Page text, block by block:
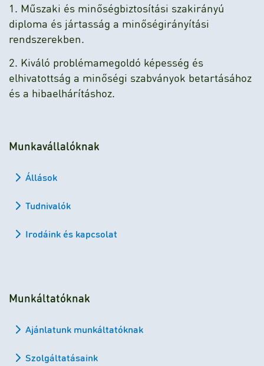
1. Műszaki és minőségbiztosítási szakirányú
diploma és jártasság a minőségirányítási
rendszerekben.
2. Kiváló problémamegoldó képesség és
elhivatottság a minőségi szabványok betartásához
és a hibaelhárításhoz.
Munkavállalóknak
Állások
Tudnivalók
Irodáink és kapcsolat
Munkáltatóknak
Ajánlatunk munkáltatóknak
Szolgáltatásaink